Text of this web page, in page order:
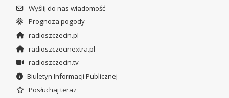
Wyślij do nas wiadomość
Prognoza pogody
radioszczecin.pl
radioszczecinextra.pl
radioszczecin.tv
Biuletyn Informacji Publicznej
Posłuchaj teraz